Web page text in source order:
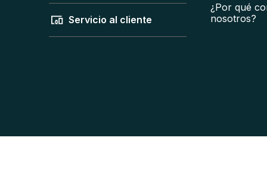
Servicio al cliente
¿Por qué
nosotros?